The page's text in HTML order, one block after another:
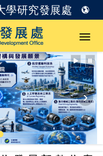
學研究發展處
內容